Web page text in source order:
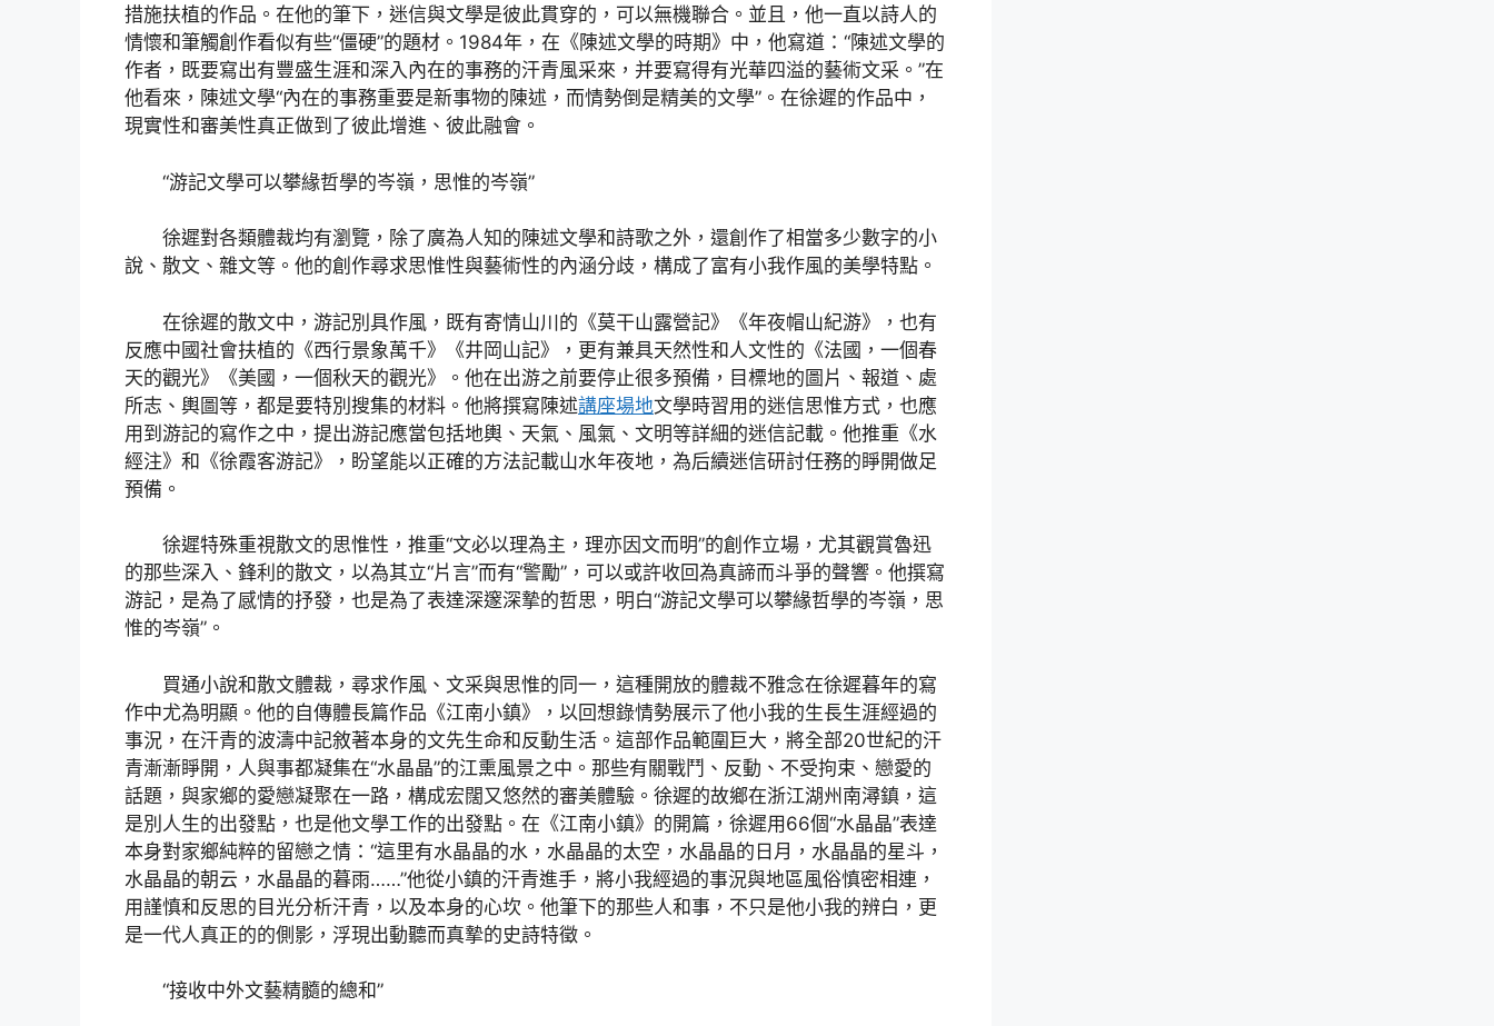
措施扶植的作品。在他的筆下，迷信與文學是彼此貫穿的，可以無機聯合。並且，他一直以詩人的
情懷和筆觸創作看似有些“僵硬”的題材。1984年，在《陳述文學的時期》中，他寫道：“陳述文學的
作者，既要寫出有豐盛生涯和深入內在的事務的汗青風采來，并要寫得有光華四溢的藝術文采。”在
他看來，陳述文學“內在的事務重要是新事物的陳述，而情勢倒是精美的文學”。在徐遲的作品中，
現實性和審美性真正做到了彼此增進、彼此融會。
“游記文學可以攀緣哲學的岑嶺，思惟的岑嶺”
徐遲對各類體裁均有瀏覽，除了廣為人知的陳述文學和詩歌之外，還創作了相當多少數字的小
說、散文、雜文等。他的創作尋求思惟性與藝術性的內涵分歧，構成了富有小我作風的美學特點。
在徐遲的散文中，游記別具作風，既有寄情山川的《莫干山露營記》《年夜帽山紀游》，也有
反應中國社會扶植的《西行景象萬千》《井岡山記》，更有兼具天然性和人文性的《法國，一個春
天的觀光》《美國，一個秋天的觀光》。他在出游之前要停止很多預備，目標地的圖片、報道、處
所志、輿圖等，都是要特別搜集的材料。他將撰寫陳述講座場地文學時習用的迷信思惟方式，也應
用到游記的寫作之中，提出游記應當包括地輿、天氣、風氣、文明等詳細的迷信記載。他推重《水
經注》和《徐霞客游記》，盼望能以正確的方法記載山水年夜地，為后續迷信研討任務的睜開做足
預備。
徐遲特殊重視散文的思惟性，推重“文必以理為主，理亦因文而明”的創作立場，尤其觀賞魯迅
的那些深入、鋒利的散文，以為其立“片言”而有“警勵”，可以或許收回為真諦而斗爭的聲響。他撰寫
游記，是為了感情的抒發，也是為了表達深邃深摯的哲思，明白“游記文學可以攀緣哲學的岑嶺，思
惟的岑嶺”。
買通小說和散文體裁，尋求作風、文采與思惟的同一，這種開放的體裁不雅念在徐遲暮年的寫
作中尤為明顯。他的自傳體長篇作品《江南小鎮》，以回想錄情勢展示了他小我的生長生涯經過的
事況，在汗青的波濤中記敘著本身的文先生命和反動生活。這部作品範圍巨大，將全部20世紀的汗
青漸漸睜開，人與事都凝集在“水晶晶”的江熏風景之中。那些有關戰鬥、反動、不受拘束、戀愛的
話題，與家鄉的愛戀凝聚在一路，構成宏闊又悠然的審美體驗。徐遲的故鄉在浙江湖州南潯鎮，這
是別人生的出發點，也是他文學工作的出發點。在《江南小鎮》的開篇，徐遲用66個“水晶晶”表達
本身對家鄉純粹的留戀之情：“這里有水晶晶的水，水晶晶的太空，水晶晶的日月，水晶晶的星斗，
水晶晶的朝云，水晶晶的暮雨……”他從小鎮的汗青進手，將小我經過的事況與地區風俗慎密相連，
用謹慎和反思的目光分析汗青，以及本身的心坎。他筆下的那些人和事，不只是他小我的辨白，更
是一代人真正的的側影，浮現出動聽而真摯的史詩特徵。
“接收中外文藝精髓的總和”